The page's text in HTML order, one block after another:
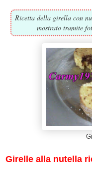
Ricetta della girella con
mostrato tramite
Girelle alla nutella